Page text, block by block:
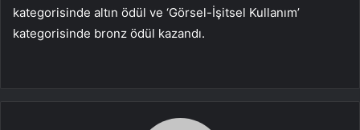
kategorisinde altın ödül ve ‘Görsel-İşitsel Kullanım’
kategorisinde bronz ödül kazandı.